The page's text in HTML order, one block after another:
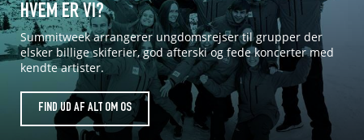
HVEM ER VI?
Summitweek arrangerer ungdomsrejser til grupper der
elsker billige skiferier, god afterski og fede koncerter med
kendte artister.
FIND UD AF ALT OM OS